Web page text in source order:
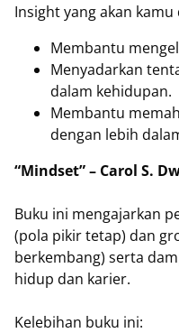
Insight yang akan kamu
Membantu
Menyadarkan
dalam kehidupan.
Membantu
dengan lebih
“Mindset” – Carol S.
Buku ini mengajarkan
(pola pikir tetap) dan
berkembang) serta
hidup dan karier.
Kelebihan buku ini: